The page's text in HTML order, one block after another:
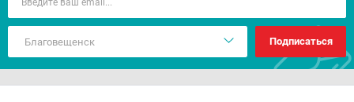
Подписаться